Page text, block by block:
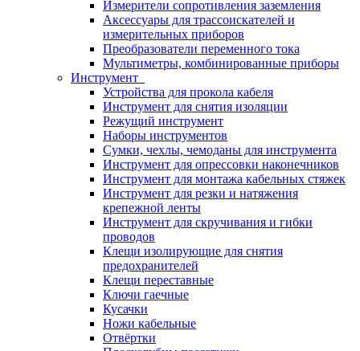
Измерители сопротивления заземления
Аксессуары для трассоискателей и
измерительных приборов
Преобразователи переменного тока
Мультиметры, комбинированные приборы
Инструмент
Устройства для прокола кабеля
Инструмент для снятия изоляции
Режущий инструмент
Наборы инструментов
Сумки, чехлы, чемоданы для инструмента
Инструмент для опрессовки наконечников
Инструмент для монтажа кабельных стяжек
Инструмент для резки и натяжения
крепежной ленты
Инструмент для скручивания и гибки
проводов
Клещи изолирующие для снятия
предохранителей
Клещи переставные
Ключи гаечные
Кусачки
Ножи кабельные
Отвёртки